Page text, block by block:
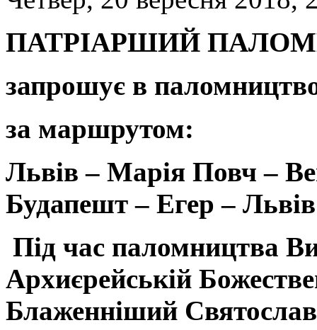
ПАТРІАРШИЙ
запрошує в
за маршрутом:
Львів – Марія Повч –
Будапешт – Егер – Львів
Під час паломництва
Архиєрейській
Блаженніший Святослав